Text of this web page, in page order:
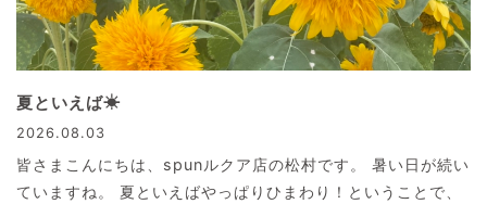
夏といえば☀
2026.08.03
皆さまこんにちは、spunルクア店の松村です。 暑い日が続い
ていますね。 夏といえばやっぱりひまわり！ということで、